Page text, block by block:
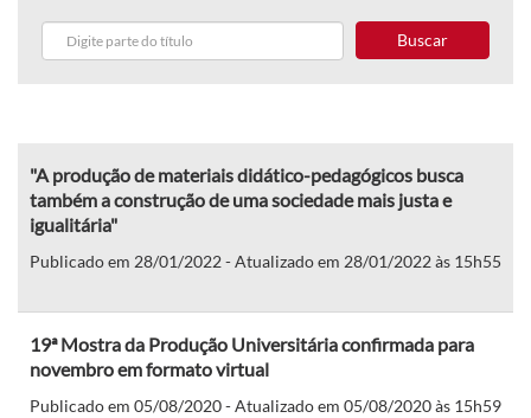
Buscar
"A produção de materiais didático-pedagógicos busca
também a construção de uma sociedade mais justa e
igualitária"
Publicado em 28/01/2022 - Atualizado em 28/01/2022 às 15h55
19ª Mostra da Produção Universitária confirmada para
novembro em formato virtual
Publicado em 05/08/2020 - Atualizado em 05/08/2020 às 15h59